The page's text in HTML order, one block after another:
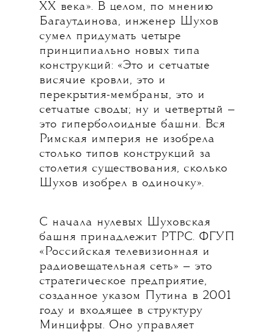
XX века». В целом, по мнению
Багаутдинова, инженер Шухов
сумел придумать четыре
принципиально новых типа
конструкций: «Это и сетчатые
висячие кровли, это и
перекрытия-мембраны, это и
сетчатые своды; ну и четвертый —
это гиперболоидные башни. Вся
Римская империя не изобрела
столько типов конструкций за
столетия существования, сколько
Шухов изобрел в одиночку».
С начала нулевых Шуховская
башня принадлежит РТРС. ФГУП
«Российская телевизионная и
радиовещательная сеть» — это
стратегическое предприятие,
созданное указом Путина в 2001
году и входящее в структуру
Минцифры. Оно управляет